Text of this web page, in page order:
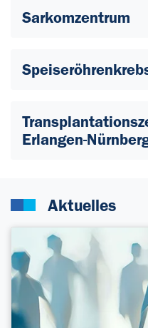
Sarkomzentrum
Erlangen-
Aktuelles